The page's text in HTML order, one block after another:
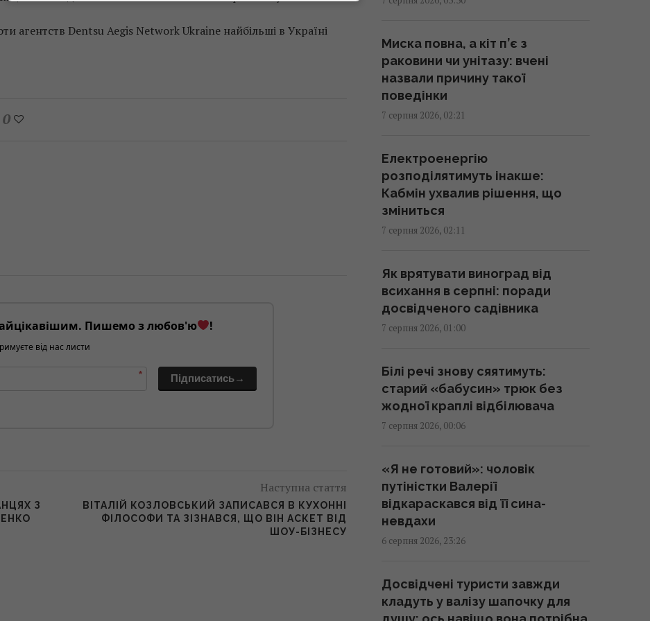
агентств Dentsu Aegis Network Ukraine найбільші в Україні
0
Пишемо з любов'ю !
від нас листи
* Підписатись→
З
Наступна стаття
ВІТАЛІЙ КОЗЛОВСЬКИЙ ЗАПИСАВСЯ В КУХОННІ
ФІЛОСОФИ ТА ЗІЗНАВСЯ, ЩО ВІН АСКЕТ ВІД
ШОУ-БІЗНЕСУ
00:25 п'ятниця, 07 серпня 2026
"Нам самим потрібні": Трамп
відреагував на прохання
00:22 п'ятниця, 07 серпня 2026
Вчені виявили відбитки пальців
на кераміці віком 8000 років: що
Атака дронів на Москву:
аналітики оцінили ефективність
Жінки з дипломами частіше
обирають успішних чоловіків
23:24 четвер, 06 серпня 2026
Україна ставить Путіна на
передвиборчий годинник, -
Корецький анонсував
Миска повна, а кіт п’є з
раковини чи унітазу: вчені
назвали причину такої
поведінки
7 серпня 2026, 02:21
Електроенергію
розподілятимуть інакше:
Кабмін ухвалив рішення, що
зміниться
7 серпня 2026, 02:11
Як врятувати виноград від
всихання в серпні: поради
досвідченого садівника
7 серпня 2026, 01:00
Білі речі знову сяятимуть:
старий «бабусин» трюк без
жодної краплі відбілювача
7 серпня 2026, 00:06
«Я не готовий»: чоловік
путіністки Валерії
відкараскався від її сина-
невдахи
6 серпня 2026, 23:26
Досвідчені туристи завжди
кладуть у валізу шапочку для